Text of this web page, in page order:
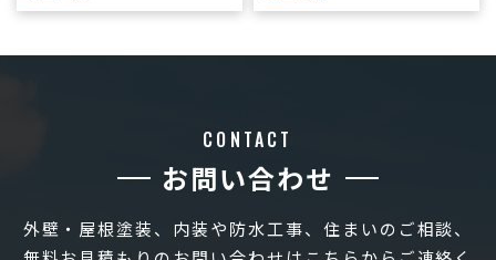
CONTACT
お問い合わせ
外壁・屋根塗装、内装や防水工事、住まいのご相談、